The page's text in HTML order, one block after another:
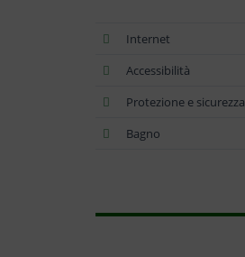
Internet
Accessibilità
Protezione e sicurezza
Bagno